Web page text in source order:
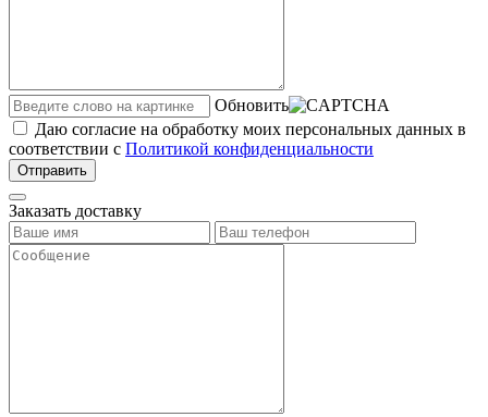
Обновить
Даю согласие на обработку моих персональных данных в
соответствии с Политикой конфиденциальности
Отправить
Заказать доставку